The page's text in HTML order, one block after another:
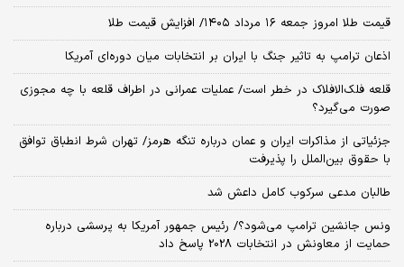
قیمت طلا امروز جمعه ۱۶ مرداد ۱۴۰۵/ افزایش قیمت طلا
اذعان ترامپ به تاثیر جنگ با ایران بر انتخابات میان دوره‌ای آمریکا
قلعه فلک‌الافلاک در خطر است/ عملیات عمرانی در اطراف قلعه با چه مجوزی
صورت می‌گیرد؟
جزئیاتی از مذاکرات ایران و عمان درباره تنگه هرمز/ تهران شرط انطباق توافق
با حقوق بین‌الملل را پذیرفت
طالبان مدعی سرکوب کامل داعش شد
ونس جانشین ترامپ می‌شود؟/ رئیس جمهور آمریکا به پرسشی درباره
حمایت از معاونش در انتخابات 2028 پاسخ داد